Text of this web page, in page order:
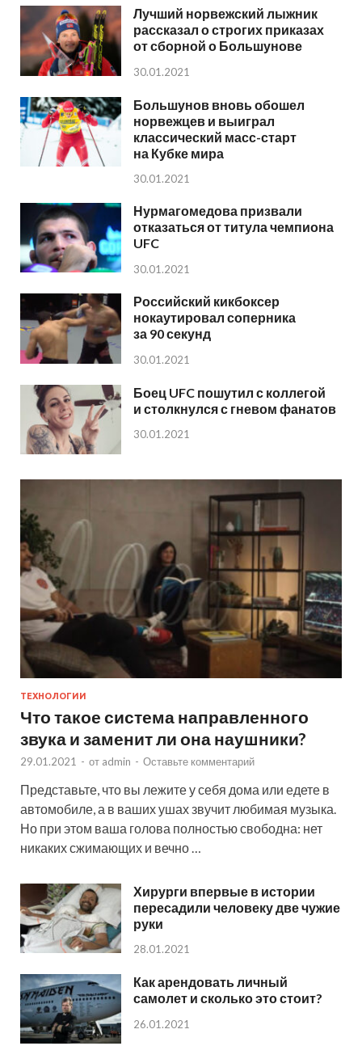
Лучший норвежский лыжник
рассказал о строгих приказах
от сборной о Большунове
30.01.2021
Большунов вновь обошел
норвежцев и выиграл
классический масс-старт
на Кубке мира
30.01.2021
Нурмагомедова призвали
отказаться от титула чемпиона
UFC
30.01.2021
Российский кикбоксер
нокаутировал соперника
за 90 секунд
30.01.2021
Боец UFC пошутил с коллегой
и столкнулся с гневом фанатов
30.01.2021
ТЕХНОЛОГИИ
Что такое система направленного
звука и заменит ли она наушники?
29.01.2021 - от admin - Оставьте комментарий
Представьте, что вы лежите у себя дома или едете в
автомобиле, а в ваших ушах звучит любимая музыка.
Но при этом ваша голова полностью свободна: нет
никаких сжимающих и вечно …
Хирурги впервые в истории
пересадили человеку две чужие
руки
28.01.2021
Как арендовать личный
самолет и сколько это стоит?
26.01.2021